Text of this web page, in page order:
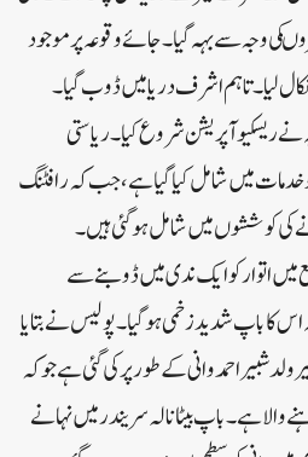
وجہ سے بہہ گیا۔جائے وقوعہ پر موجود
لیا۔ تاہم اشرف دریا میں ڈوب گیا۔
ریسکیو آپریشن شروع کیا۔ ریاستی
خدمات میں شامل کیا گیا ہے، جب کہ رافٹنگ
کی کوششوں میں شامل ہوگئی ہیں۔
میں اتوار کو ایک ندی میں ڈوبنے سے
اس کا باپ شدید زخمی ہو گیا۔پولیس نے بتایا
شبیر احمد وانی کے طور پر کی گئی ہے جو کہ
والا ہے۔باپ بیٹا نالہ سریندر میں نہانے